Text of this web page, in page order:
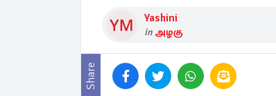
Yashini
in அழகு
Share